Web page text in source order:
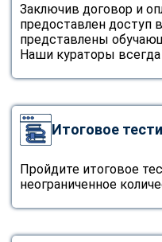
Заключив договор и
предоставлен доступ
представлены
Наши кураторы
Итоговое
Пройдите итоговое
неограниченное